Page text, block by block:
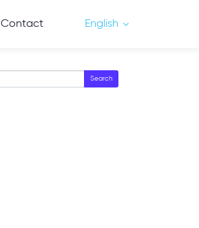
Contact English